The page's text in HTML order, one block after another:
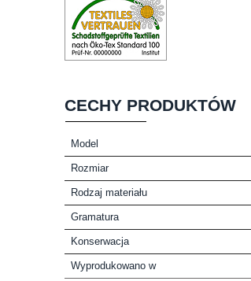
CECHY PRODUKTÓW
Model
Rozmiar
Rodzaj materiału
Gramatura
Konserwacja
Wyprodukowano w